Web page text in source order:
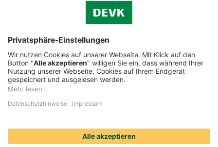
Cookie-Einstellungen
Datenschutz
Impressum
Streitbeilegung
Nutzungshinweise
Compliance